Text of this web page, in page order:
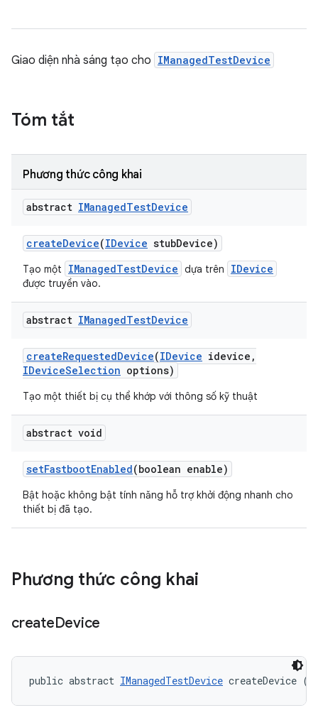
Giao diện nhà sáng tạo cho IManagedTestDevice
Tóm tắt
Phương thức công khai
abstract IManagedTestDevice
createDevice(IDevice stubDevice)
Tạo một IManagedTestDevice dựa trên IDevice
được truyền vào.
abstract IManagedTestDevice
createRequestedDevice(IDevice idevice ,
IDeviceSelection options)
Tạo một thiết bị cụ thể khớp với thông số kỹ thuật
abstract void
setFastbootEnabled(boolean enable)
Bật hoặc không bật tính năng hỗ trợ khởi động nhanh cho
thiết bị đã tạo.
Phương thức công khai
createDevice
public abstract IManagedTestDevice createDevice (